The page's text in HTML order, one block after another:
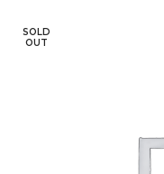
SOLD
OUT